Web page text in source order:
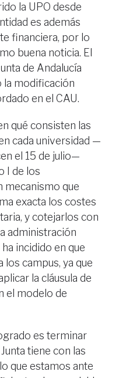
la UPO desde
es además
financiera, por lo
buena noticia. El
de Andalucía
la modificación
en el CAU.
qué consisten las
cada universidad —
el 15 de julio—
I de los
mecanismo que
exacta los costes
y cotejarlos con
administración
incidido en que
campus, ya que
la cláusula de
el modelo de
es terminar
tiene con las
que estamos ante